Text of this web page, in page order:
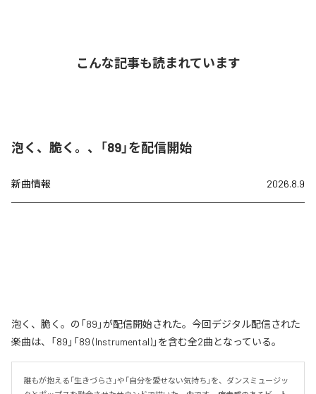
こんな記事も読まれています
泡く、脆く。、「89」を配信開始
新曲情報 2026.8.9
泡く、脆く。の「89」が配信開始された。今回デジタル配信された
楽曲は、「89」「89 (Instrumental)」を含む全2曲となっている。
誰もが抱える「生きづらさ」や「自分を愛せない気持ち」を、ダンスミュージッ